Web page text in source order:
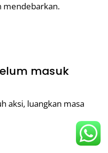
mendebarkan.
masuk
aksi, luangkan masa